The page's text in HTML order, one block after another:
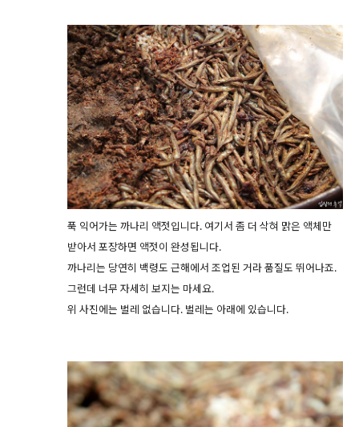
푹 익어가는 까나리 액젓입니다. 여기서 좀 더 삭혀 맑은 액체만
받아서 포장하면 액젓이 완성됩니다.
까나리는 당연히 백령도 근해에서 조업된 거라 품질도 뛰어나죠.
그런데 너무 자세히 보지는 마세요.
위 사진에는 벌레 없습니다. 벌레는 아래에 있습니다.